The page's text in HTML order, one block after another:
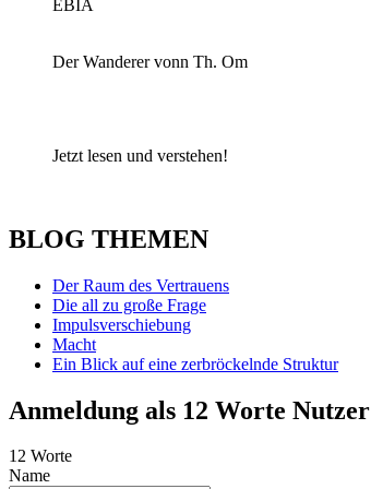
EBIA
Der Wanderer vonn Th. Om
Jetzt lesen und verstehen!
BLOG THEMEN
Der Raum des Vertrauens
Die all zu große Frage
Impulsverschiebung
Macht
Ein Blick auf eine zerbröckelnde Struktur
Anmeldung als 12 Worte Nutzer
12 Worte
Name